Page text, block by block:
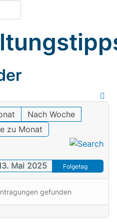
Nach Woche
zu Monat
Mai 2025 Folgetag
gefunden